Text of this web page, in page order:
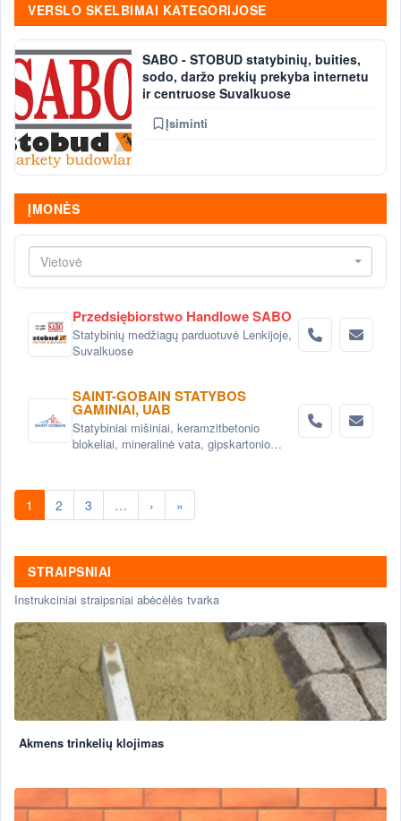
VERSLO SKELBIMAI KATEGORIJOSE
SABO - STOBUD statybinių, buities,
sodo, daržo prekių prekyba internetu
ir centruose Suvalkuose
Įsiminti
ĮMONĖS
Vietovė
Przedsiębiorstwo Handlowe SABO
Statybinių medžiagų parduotuvė Lenkijoje,
Suvalkuose
SAINT-GOBAIN STATYBOS
GAMINIAI, UAB
Statybiniai mišiniai, keramzitbetonio
blokeliai, mineralinė vata, gipskartonio
1 2 3 … › »
STRAIPSNIAI
Instrukciniai straipsniai abėcėlės tvarka
Akmens trinkelių klojimas